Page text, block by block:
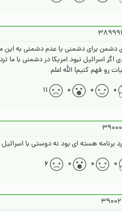
رو فهم کنیم! الله اعلم
۰ ۰ ۰ ۱۱
برنامه هسته ای بود نه دوستی با اسرائیل
۰ ۰ ۰ ۶